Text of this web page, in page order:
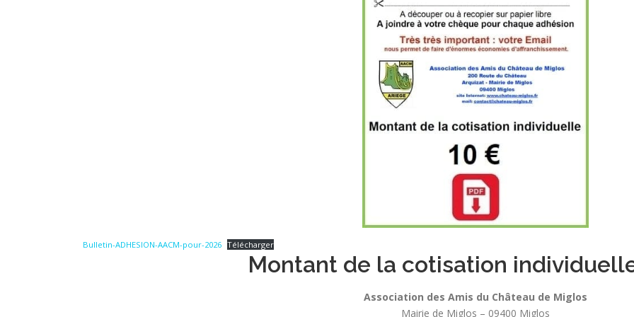
Bulletin-ADHESION-AACM-pour-2026 Télécharger
Montant de la cotisation
Association des Amis du Château de Miglos
Mairie de Miglos – 09400 Miglos